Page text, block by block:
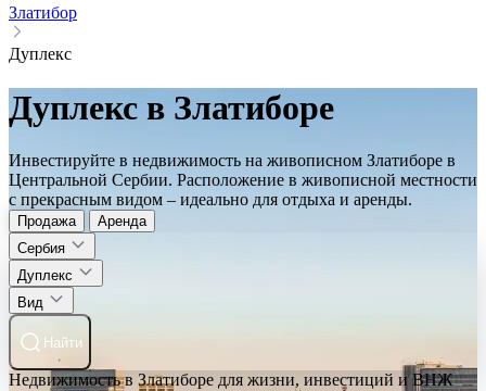
Златибор
Дуплекс
Дуплекс в Златиборе
Инвестируйте в недвижимость на живописном Златиборе в
Центральной Сербии. Расположение в живописной местности
с прекрасным видом – идеально для отдыха и аренды.
Продажа
Аренда
Сербия
Дуплекс
Вид
Найти
Недвижимость в Златиборе для жизни, инвестиций и ВНЖ